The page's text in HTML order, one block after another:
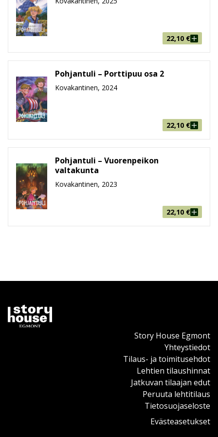
22,10 €
Pohjantuli – Porttipuu osa 2
Kovakantinen, 2024
22,10 €
Pohjantuli – Vuorenpeikon
valtakunta
Kovakantinen, 2023
22,10 €
Story House Egmont
Yhteystiedot
Tilaus- ja toimitusehdot
Lehtien tilaushinnat
Jatkuvan tilaajan edut
Peruuta lehtitilaus
Tietosuojaseloste
Evästeasetukset